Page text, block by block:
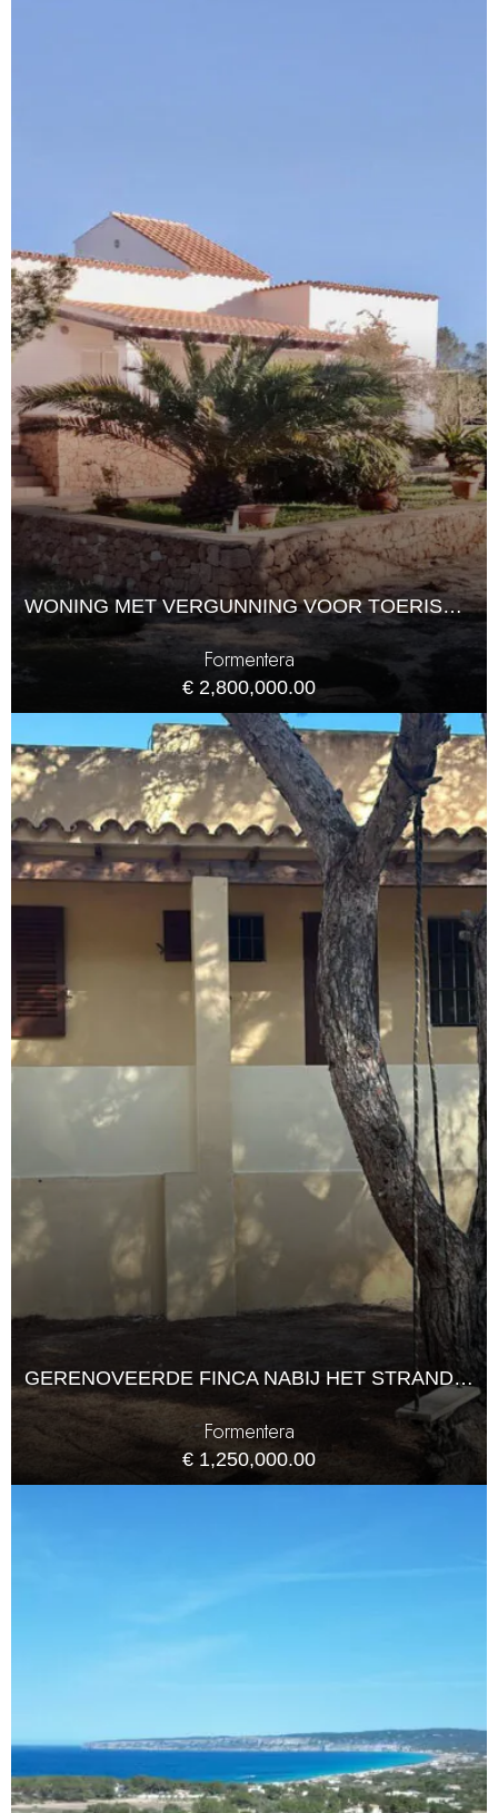
WONING MET VERGUNNING VOOR TOERISTISCHE VERHUUR OP FORMENTERA
Formentera
€ 2,800,000.00
GERENOVEERDE FINCA NABIJ HET STRAND VAN MIGJORN, FORMENTERA
Formentera
€ 1,250,000.00